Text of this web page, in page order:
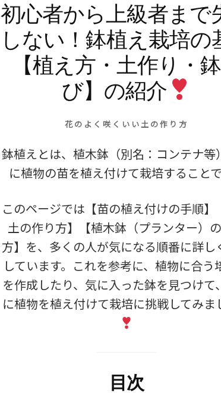
初心者から上級者まで
しない！鉢植え栽培の
【植え方・土作り・
び】の紹介
花のよく咲くいい土の作り方
鉢植えとは、植木鉢（別名：コンテナ等
に植物の苗を植え付けて栽培することで
このページでは【苗の植え付けの手順】
土の作り方】【植木鉢（プランター）
方】を、多くの人が気になる順番に詳し
しています。これを参考に、植物に合う
を作成したり、気に入った鉢を見つけて
に植物を植え付けて栽培に挑戦してみま
目次